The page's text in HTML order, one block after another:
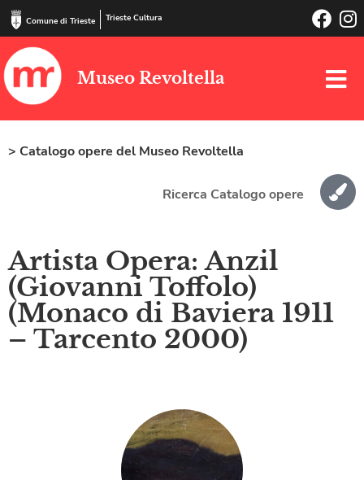
Comune di Trieste Trieste Cultura
Museo Revoltella
> Catalogo opere del Museo Revoltella
Ricerca Catalogo opere
Artista Opera: Anzil
(Giovanni Toffolo)
(Monaco di Baviera 1911
– Tarcento 2000)